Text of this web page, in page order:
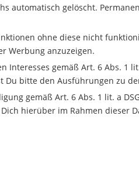
automatisch gelöscht.
ohne diese nicht
Werbung anzuzeigen.
gemäß Art. 6 Abs. 1
bitte den Ausführungen zu
gemäß Art. 6 Abs. 1 lit. a
hierüber im Rahmen dieser